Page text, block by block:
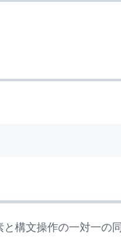
構文操作の一対一の